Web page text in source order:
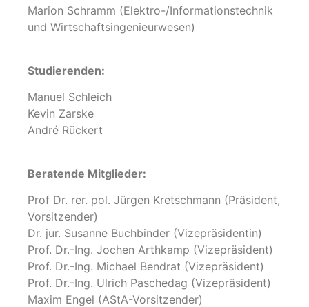
Marion Schramm (Elektro-/Informationstechnik
und Wirtschaftsingenieurwesen)
Studierenden:
Manuel Schleich
Kevin Zarske
André Rückert
Beratende Mitglieder:
Prof Dr. rer. pol. Jürgen Kretschmann (Präsident,
Vorsitzender)
Dr. jur. Susanne Buchbinder (Vizepräsidentin)
Prof. Dr.-Ing. Jochen Arthkamp (Vizepräsident)
Prof. Dr.-Ing. Michael Bendrat (Vizepräsident)
Prof. Dr.-Ing. Ulrich Paschedag (Vizepräsident)
Maxim Engel (AStA-Vorsitzender)